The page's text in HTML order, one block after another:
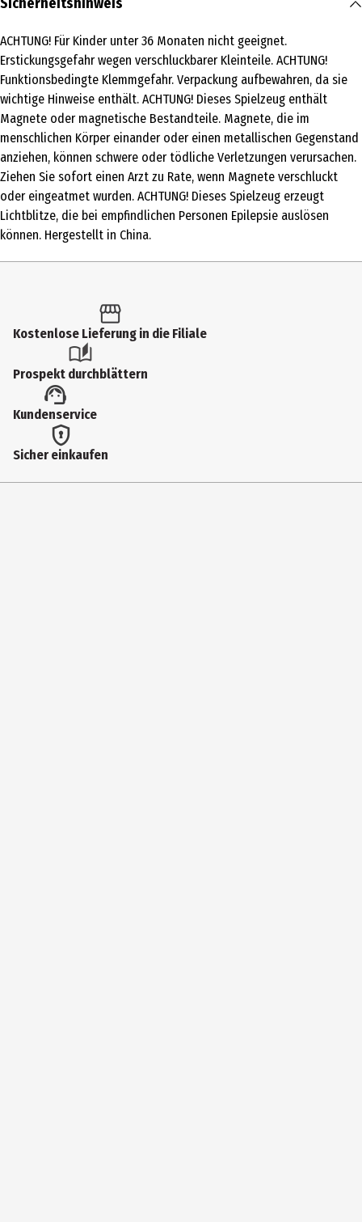
Produkttyp
Sonstige Autorennbahnen
Altersempfehlung ab
8 Jahre
Artikelnummer des Herstellers
20027782
Hersteller
Carrera Revell Europe GmbH
Kontaktmöglichkeit
https://carrera-toys.com/
ACHTUNG! Für Kinder unter 36 Monaten nicht geeignet.
Erstickungsgefahr wegen verschluckbarer Kleinteile. ACHTUNG!
Funktionsbedingte Klemmgefahr. Verpackung aufbewahren, da sie
wichtige Hinweise enthält. ACHTUNG! Dieses Spielzeug enthält
Magnete oder magnetische Bestandteile. Magnete, die im
menschlichen Körper einander oder einen metallischen Gegenstand
anziehen, können schwere oder tödliche Verletzungen verursachen.
Ziehen Sie sofort einen Arzt zu Rate, wenn Magnete verschluckt
oder eingeatmet wurden. ACHTUNG! Dieses Spielzeug erzeugt
Lichtblitze, die bei empfindlichen Personen Epilepsie auslösen
können. Hergestellt in China.
Kostenlose Lieferung in die Filiale
Prospekt durchblättern
Kundenservice
Sicher einkaufen